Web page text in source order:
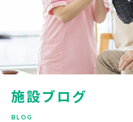
施設ブログ
BLOG